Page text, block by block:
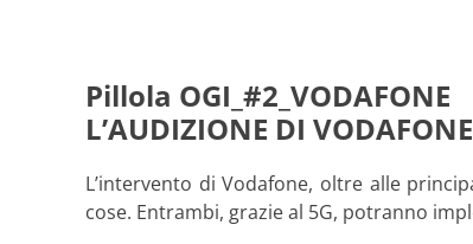
Pillola OGI_#2_VODAFONE
L’AUDIZIONE DI VODAFONE
L’intervento di Vodafone, oltre alle
cose. Entrambi, grazie al 5G, potranno